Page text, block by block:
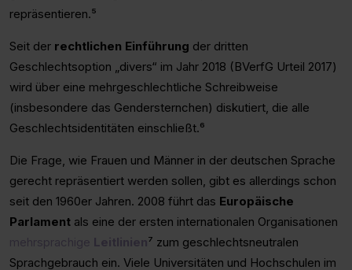
repräsentieren.⁵
Seit der rechtlichen Einführung der dritten
Geschlechtsoption „divers“ im Jahr 2018 (BVerfG Urteil 2017)
wird über eine mehrgeschlechtliche Schreibweise
(insbesondere das Gendersternchen) diskutiert, die alle
Geschlechtsidentitäten einschließt.⁶
Die Frage, wie Frauen und Männer in der deutschen Sprache
gerecht repräsentiert werden sollen, gibt es allerdings schon
seit den 1960er Jahren. 2008 führt das Europäische
Parlamentals eine der ersten internationalen Organisationen
mehrsprachige Leitlinien⁷ zum geschlechtsneutralen
Sprachgebrauch ein. Viele Universitäten und Hochschulen im